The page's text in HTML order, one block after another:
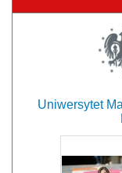
Uniwersytet